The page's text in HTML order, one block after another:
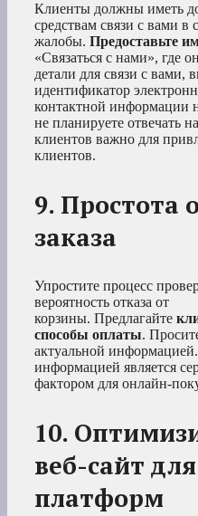
Клиенты должны иметь
средствам связи с вами в
жалобы. Предоставьте
«Связаться с нами», где
детали для связи с вами,
идентификатор
контактной информации
не планируете отвечать
клиентов важно для
клиентов.
9. Простота
заказа
Упростите процесс
вероятность отказа от
корзины. Предлагайте
способы оплаты.
актуальной
информацией является
фактором для онлайн-
10.
веб-сайт
платформ